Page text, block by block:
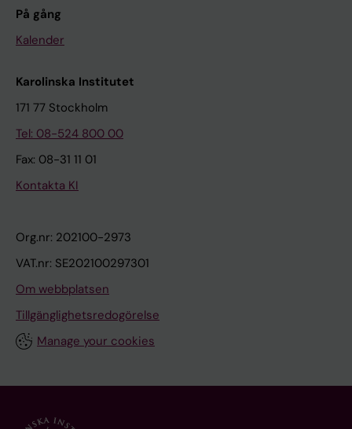
På gång
Kalender
Karolinska Institutet
171 77 Stockholm
Tel: 08-524 800 00
Fax: 08-31 11 01
Kontakta KI
Org.nr: 202100-2973
VAT.nr: SE202100297301
Om webbplatsen
Tillgänglighetsredogörelse
Manage your cookies